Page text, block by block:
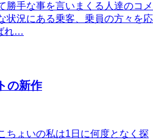
勝手な事を言いまくる人達のコメ
状況にある乗客、乗員の方々を応
れ…
の新作
ちょいの私は1日に何度となく探